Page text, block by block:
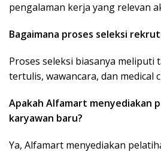
pengalaman kerja yang relevan
Bagaimana proses seleksi
Proses seleksi biasanya meliputi
tertulis, wawancara, dan medical
Apakah Alfamart menyediakan
karyawan baru?
Ya, Alfamart menyediakan